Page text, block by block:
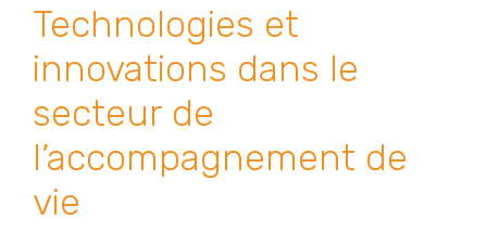
Technologies et
innovations dans le
secteur de
l’accompagnement de
vie